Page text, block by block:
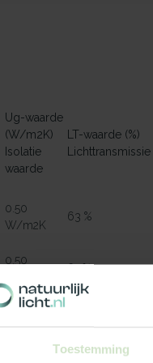
Toestemming
Ug-waarde
(W/m2K)
Isolatie
waarde
LT-waarde (%)
Lichttransmissie
0.50
W/m2K
63 %
0.50
61 %
0.50